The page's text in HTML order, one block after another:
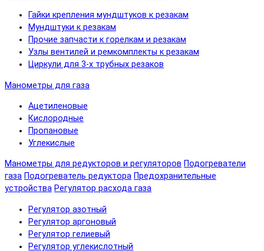
Гайки крепления мундштуков к резакам
Мундштуки к резакам
Прочие запчасти к горелкам и резакам
Узлы вентилей и ремкомплекты к резакам
Циркули для 3-х трубных резаков
Манометры для газа
Ацетиленовые
Кислородные
Пропановые
Углекислые
Манометры для редукторов и регуляторов Подогреватели
газа Подогреватель редуктора Предохранительные
устройства Регулятор расхода газа
Регулятор азотный
Регулятор аргоновый
Регулятор гелиевый
Регулятор углекислотный